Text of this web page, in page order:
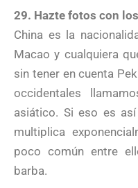
29. Hazte fotos con
China es la
Macao y cualquiera
sin tener en cuenta
occidentales
asiático. Si eso es
multiplica
poco común entre
barba.